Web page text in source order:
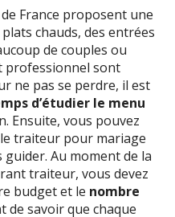
France proposent une
chauds, des entrées
de couples ou
professionnel sont
ne pas se perdre, il est
d’étudier le menu
Ensuite, vous pouvez
traiteur pour mariage
Au moment de la
traiteur, vous devez
budget et le nombre
de savoir que chaque